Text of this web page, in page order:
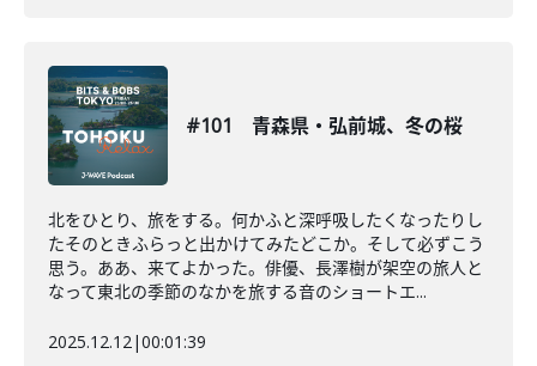
#101 青森県・弘前城、冬の桜
北をひとり、旅をする。何かふと深呼吸したくなったりし
たそのときふらっと出かけてみたどこか。そして必ずこう
思う。ああ、来てよかった。俳優、長澤樹が架空の旅人と
なって東北の季節のなかを旅する音のショートエ...
2025.12.12|00:01:39